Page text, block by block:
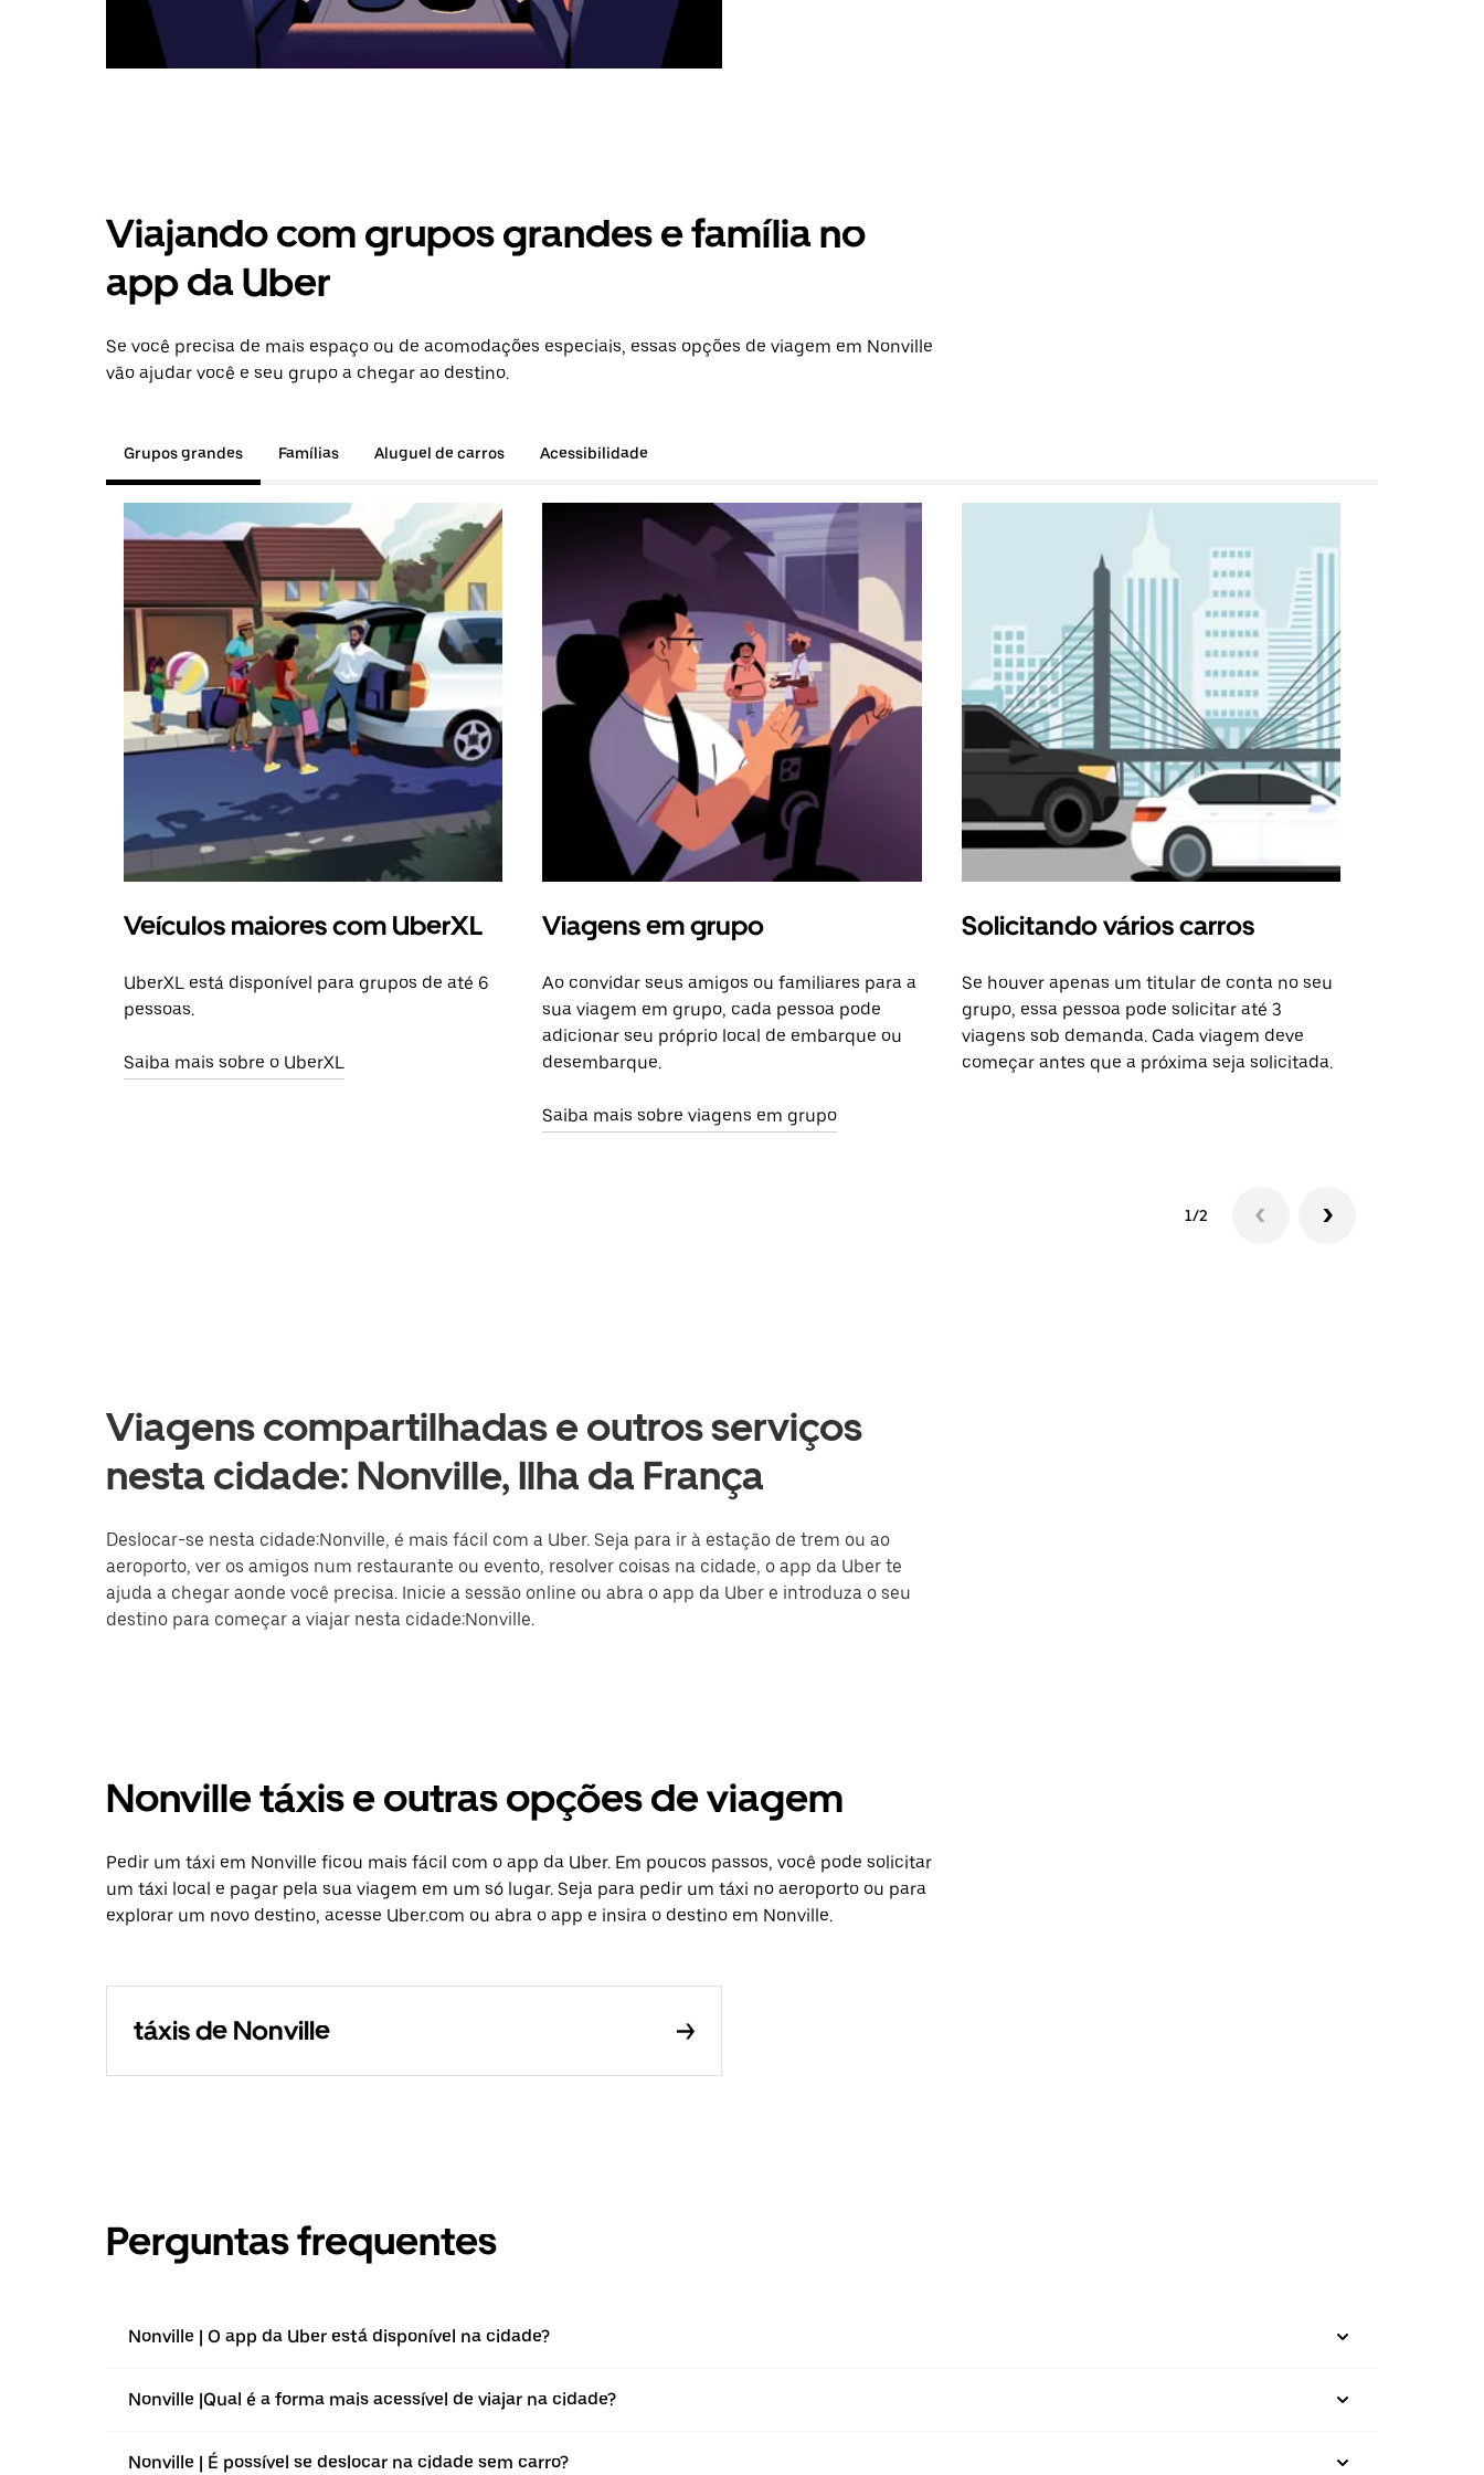
Viajando com grupos grandes e família no
app da Uber
Se você precisa de mais espaço ou de acomodações especiais, essas opções de viagem em Nonville
vão ajudar você e seu grupo a chegar ao destino.
Grupos grandes Famílias Aluguel de carros Acessibilidade
Veículos maiores com UberXL
UberXL está disponível para grupos de até 6
pessoas.
Saiba mais sobre o UberXL
Viagens em grupo
Ao convidar seus amigos ou familiares para a
sua viagem em grupo, cada pessoa pode
adicionar seu próprio local de embarque ou
desembarque.
Saiba mais sobre viagens em grupo
Solicitando vários carros
Se houver apenas um titular de conta no seu
grupo, essa pessoa pode solicitar até 3
viagens sob demanda. Cada viagem deve
começar antes que a próxima seja solicitada.
1/2
Viagens compartilhadas e outros serviços
nesta cidade: Nonville, Ilha da França
Deslocar-se nesta cidade:Nonville, é mais fácil com a Uber. Seja para ir à estação de trem ou ao
aeroporto, ver os amigos num restaurante ou evento, resolver coisas na cidade, o app da Uber te
ajuda a chegar aonde você precisa. Inicie a sessão online ou abra o app da Uber e introduza o seu
destino para começar a viajar nesta cidade:Nonville.
Nonville táxis e outras opções de viagem
Pedir um táxi em Nonville ficou mais fácil com o app da Uber. Em poucos passos, você pode solicitar
um táxi local e pagar pela sua viagem em um só lugar. Seja para pedir um táxi no aeroporto ou para
explorar um novo destino, acesse Uber.com ou abra o app e insira o destino em Nonville.
táxis de Nonville
Perguntas frequentes
Nonville | O app da Uber está disponível na cidade?
Nonville |⁠Qual é a forma mais acessível de viajar na cidade?
Nonville | É possível se deslocar na cidade sem carro?